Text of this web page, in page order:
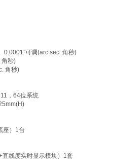
0.0001″可调(arc sec. 角秒)
角秒)
角秒)
，64位系统
座）1台
线度实时显示模块）1套